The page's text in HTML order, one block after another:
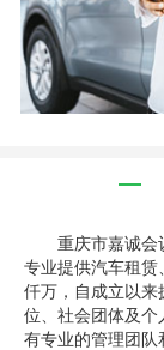
重庆市嘉诚会
专业提供汽车租赁
仟万，自成立以来
位、社会团体及个
有专业的管理团队